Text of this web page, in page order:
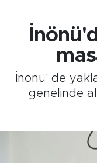
İnönü' de
genelinde
Gündem
Eskişehir
Süper Lig
Son Dakika